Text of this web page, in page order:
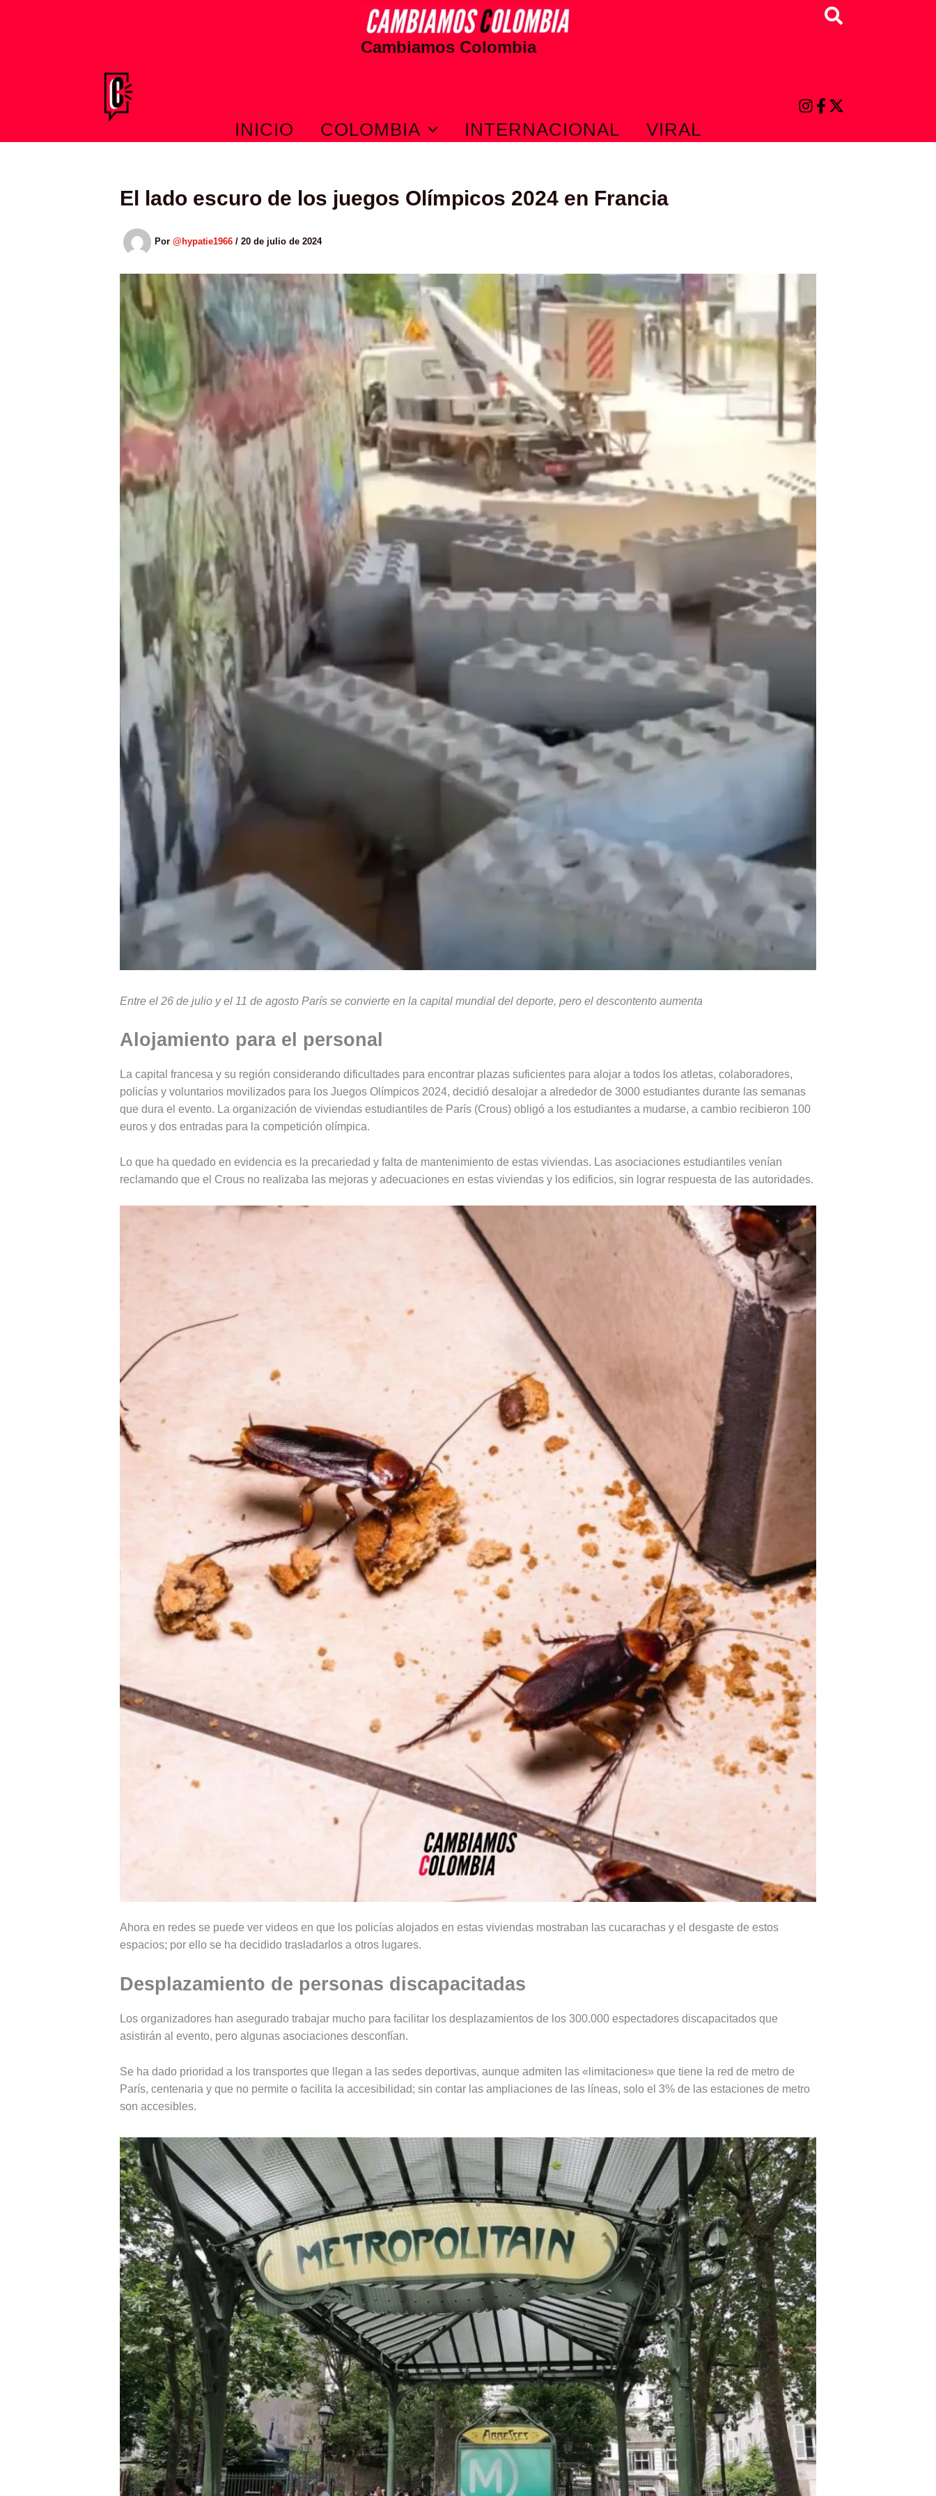
Cambiamos Colombia
Buscar
INICIO COLOMBIA INTERNACIONAL VIRAL
El lado escuro de los juegos Olímpicos 2024 en Francia
Por @hypatie1966 / 20 de julio de 2024
Entre el 26 de julio y el 11 de agosto París se convierte en la capital mundial del deporte, pero el descontento aumenta
Alojamiento para el personal
La capital francesa y su región considerando dificultades para encontrar plazas suficientes para alojar a todos los atletas, colaboradores,
policías y voluntarios movilizados para los Juegos Olímpicos 2024, decidió desalojar a alrededor de 3000 estudiantes durante las semanas
que dura el evento. La organización de viviendas estudiantiles de París (Crous) obligó a los estudiantes a mudarse, a cambio recibieron 100
euros y dos entradas para la competición olímpica.
Lo que ha quedado en evidencia es la precariedad y falta de mantenimiento de estas viviendas. Las asociaciones estudiantiles venían
reclamando que el Crous no realizaba las mejoras y adecuaciones en estas viviendas y los edificios, sin lograr respuesta de las autoridades.
Ahora en redes se puede ver videos en que los policías alojados en estas viviendas mostraban las cucarachas y el desgaste de estos
espacios; por ello se ha decidido trasladarlos a otros lugares.
Desplazamiento de personas discapacitadas
Los organizadores han asegurado trabajar mucho para facilitar los desplazamientos de los 300.000 espectadores discapacitados que
asistirán al evento, pero algunas asociaciones desconfían.
Se ha dado prioridad a los transportes que llegan a las sedes deportivas, aunque admiten las «limitaciones» que tiene la red de metro de
París, centenaria y que no permite o facilita la accesibilidad; sin contar las ampliaciones de las líneas, solo el 3% de las estaciones de metro
son accesibles.